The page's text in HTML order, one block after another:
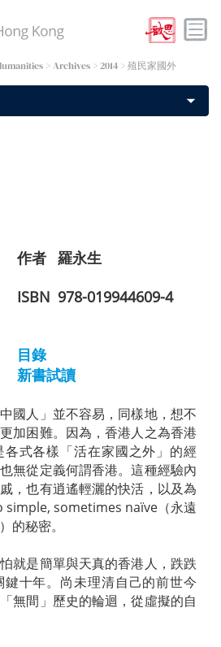
>Archives > 2014 > 殖民家國外
作者 羅永生
ISBN 978-019944609-4
目錄
新書試讀
國人」並不容易，同樣地，想不
加困難。因為，香港人之為香港
各式各樣「活在家國之外」的經
無從定義何謂香港。這種經驗內
，也有逍遙輕灑的快活，以及為
simple, sometimes naïve（永遠
的秘密。
就是簡單與天真的香港人，跌跌
十年。尚未理清自己的前世今
無間」歷史的輪迴，從虛擬的自